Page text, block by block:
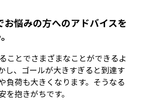
お悩みの方へのアドバイスを
ことでさまざまなことができるよ
し、ゴールが大きすぎると到達す
負荷も大きくなります。そうなる
を抱きがちです。